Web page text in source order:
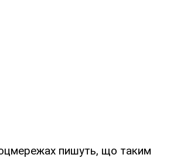
пишуть, що таким